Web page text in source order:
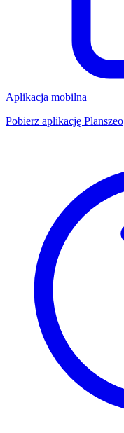
Aplikacja mobilna
Pobierz aplikację Planszeo